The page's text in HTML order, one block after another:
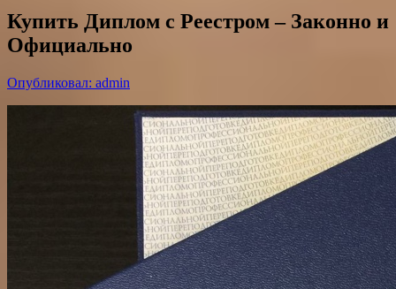
Купить Диплом с Реестром – Законно и
Официально
Опубликовал: admin